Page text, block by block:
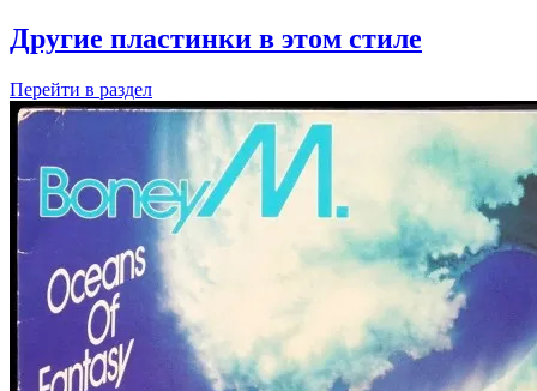
Другие пластинки в этом стиле
Перейти в раздел